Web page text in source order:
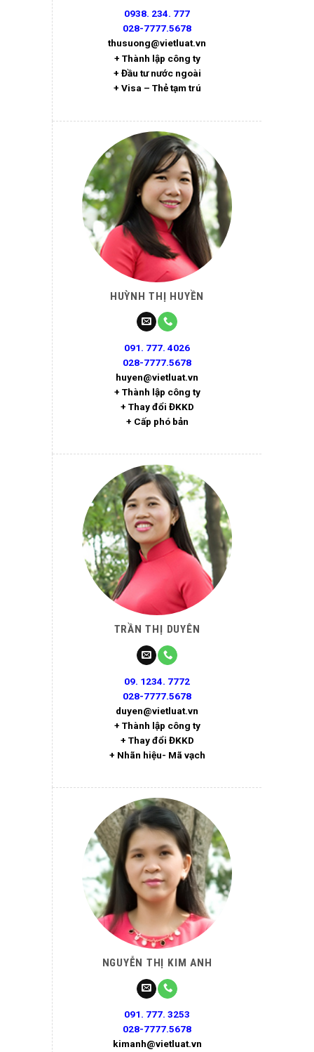
0938. 234. 777
028-7777.5678
thusuong@vietluat.vn
+ Thành lập công ty
+ Đầu tư nước ngoài
+ Visa – Thẻ tạm trú
HUỲNH THỊ HUYỀN
091. 777. 4026
028-7777.5678
huyen@vietluat.vn
+ Thành lập công ty
+ Thay đổi ĐKKD
+ Cấp phó bản
TRẦN THỊ DUYÊN
09. 1234. 7772
028-7777.5678
duyen@vietluat.vn
+ Thành lập công ty
+ Thay đổi ĐKKD
+ Nhãn hiệu- Mã vạch
NGUYỄN THỊ KIM ANH
091. 777. 3253
028-7777.5678
kimanh@vietluat.vn